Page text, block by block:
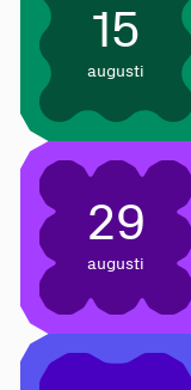
15
augusti
29
augusti